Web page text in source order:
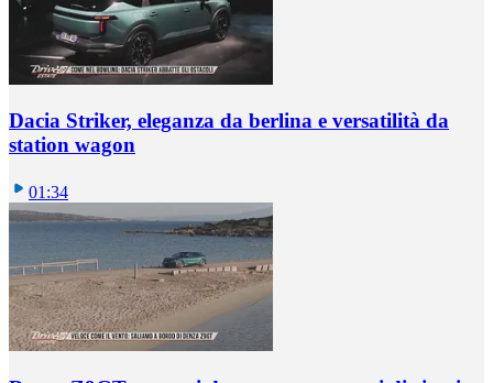
Dacia Striker, eleganza da berlina e versatilità da
station wagon
01:34